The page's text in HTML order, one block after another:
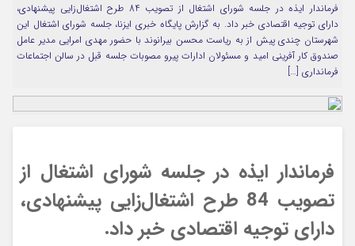
مرا به خاطر بسپار
فرماندار ایذه در جلسه شورای اشتغال از تصویب 84 طرح اشتغال‌زایی پیشنهادی،
دارای توجیه اقتصادی خبر داد. به گزارش پایگاه خبری ایزنا، جلسه شورای اشتغال این
شهرستان چندی پیش از به ریاست محسن بیرانوند با حضور مهدی امرایی مدیر عامل
صندوق کار آفرینی امید و مسئولان ادارات پیرو مصوبات جلسه قبل در سالن اجتماعات
فرمانداری […]
فرماندار ایذه در جلسه شورای اشتغال از
تصویب 84 طرح اشتغال‌زایی پیشنهادی،
دارای توجیه اقتصادی خبر داد.